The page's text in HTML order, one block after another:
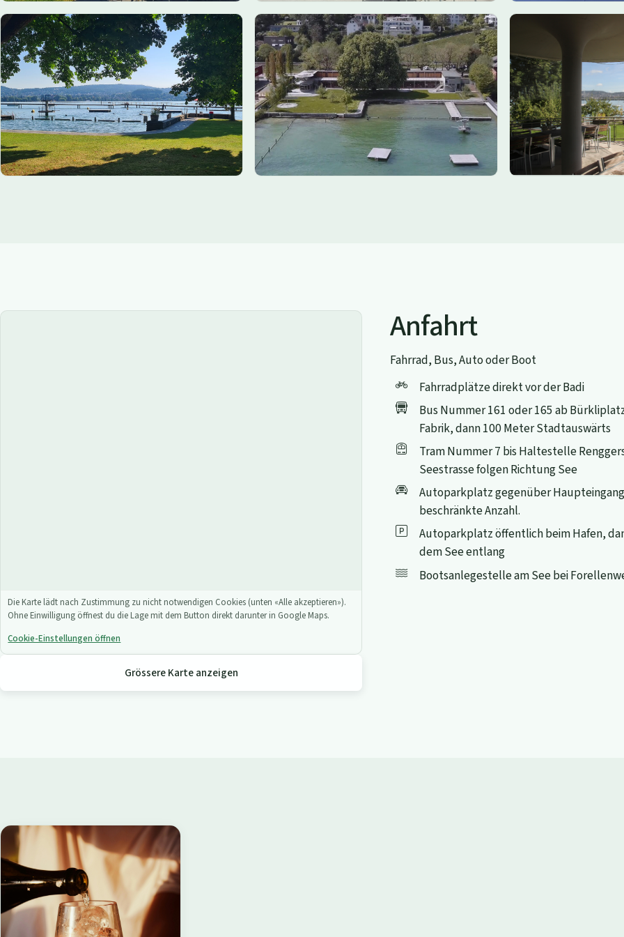
Die Karte lädt nach Zustimmung zu nicht notwendigen Cookies (unten «Alle akzeptieren»).
Ohne Einwilligung öffnest du die Lage mit dem Button direkt darunter in Google Maps.
Cookie-Einstellungen öffnen
Grössere Karte anzeigen
Anfahrt
Fahrrad, Bus, Auto oder Boot
Fahrradplätze direkt vor der Badi
Bus Nummer 161 oder 165 ab
Fabrik, dann 100 Meter Stadtauswärts
Tram Nummer 7 bis Haltestelle
Seestrasse folgen Richtung See
Autoparkplatz gegenüber
beschränkte Anzahl.
Autoparkplatz öffentlich beim Hafen,
dem See entlang
Bootsanlegestelle am See bei